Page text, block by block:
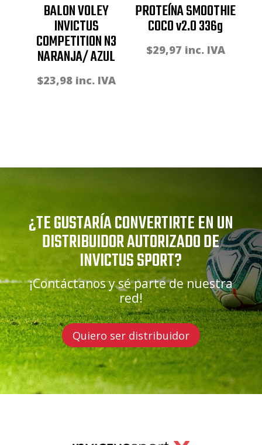
BALON VOLEY
INVICTUS
COMPETITION N3
NARANJA/ AZUL
$23,98 inc. IVA
PROTEÍNA SMOOTHIE
COCO v2.0 336g
$29,97 inc. IVA
¿TE GUSTARÍA CONVERTIRTE EN UN
DISTRIBUIDOR AUTORIZADO DE
INVICTUS SPORT?
¡Contáctanos y sé parte de nuestra
red!
Quiero ser distribuidor